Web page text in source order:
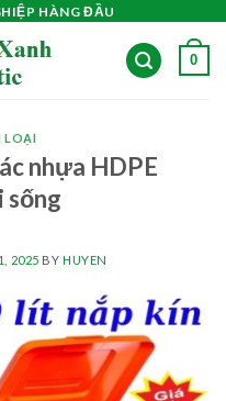
HÀNG ĐẦU
0
LOẠI
nhựa HDPE
2025 BY HUYEN